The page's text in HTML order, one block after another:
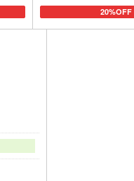
20%OFF
カートに